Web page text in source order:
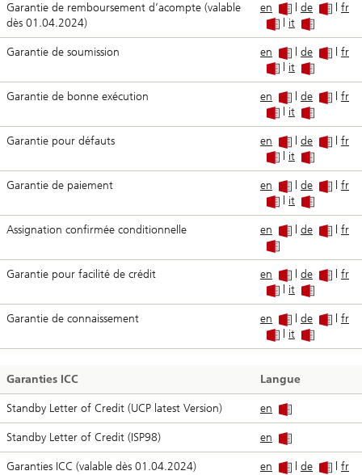
Garantie de remboursement d’acompte (valable
dès 01.04.2024)
en de
fr
it
Garantie de soumission en de
fr
it
Garantie de bonne exécution en de
fr
it
Garantie pour défauts en de
fr
it
Garantie de paiement en de
fr
it
Assignation confirmée conditionnelle en de fr
Garantie pour facilité de crédit en de
fr
it
Garantie de connaissement en de
fr
it
Garanties ICC Langue
Standby Letter of Credit (UCP latest Version) en
Standby Letter of Credit (ISP98) en
Garanties ICC (valable dès 01.04.2024) en de fr